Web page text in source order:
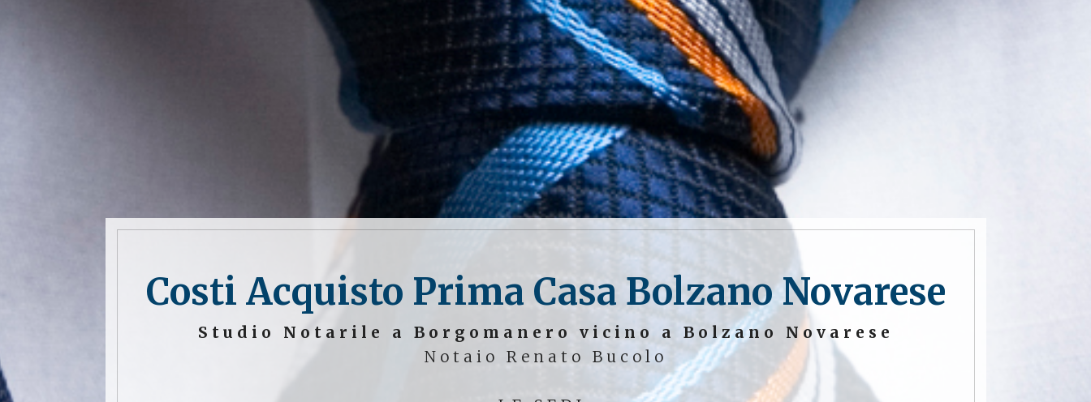
Costi Acquisto Prima Casa Bolzano Novarese
Studio Notarile a Borgomanero vicino a Bolzano Novarese
Notaio Renato Bucolo